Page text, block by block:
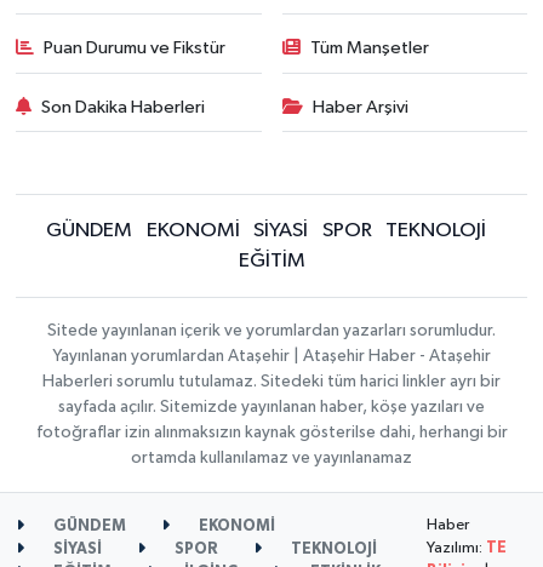
Puan Durumu ve Fikstür Tüm Manşetler
Son Dakika Haberleri Haber Arşivi
GÜNDEM EKONOMİ SİYASİ SPOR
TEKNOLOJİ
EĞİTİM
Sitede yayınlanan içerik ve yorumlardan yazarları sorumludur.
Yayınlanan yorumlardan Ataşehir | Ataşehir Haber - Ataşehir
Haberleri sorumlu tutulamaz. Sitedeki tüm harici linkler ayrı bir
sayfada açılır. Sitemizde yayınlanan haber, köşe yazıları ve
fotoğraflar izin alınmaksızın kaynak gösterilse dahi, herhangi bir
ortamda kullanılamaz ve yayınlanamaz
GÜNDEM
EKONOMİ
SİYASİ
SPOR
TEKNOLOJİ
Haber
Yazılımı: TE